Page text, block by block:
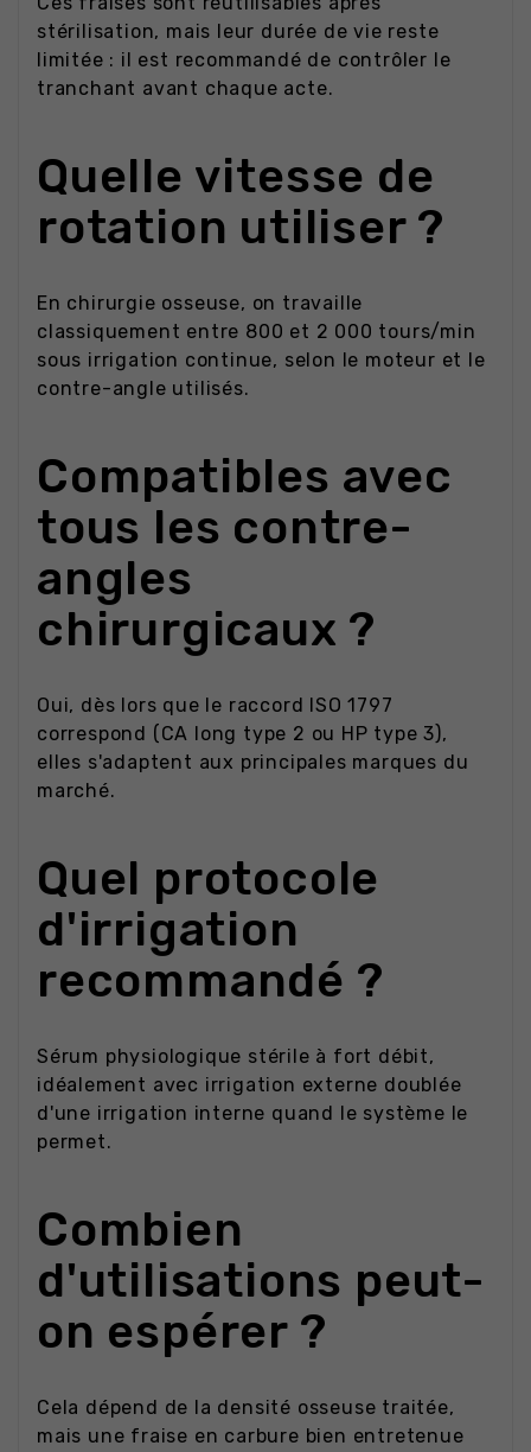
stérilisation, mais leur durée de vie reste
limitée : il est recommandé de contrôler le
tranchant avant chaque acte.
Quelle vitesse de
rotation utiliser ?
En chirurgie osseuse, on travaille
classiquement entre 800 et 2 000 tours/min
sous irrigation continue, selon le moteur et le
contre-angle utilisés.
Compatibles avec
tous les contre-
angles
chirurgicaux ?
Oui, dès lors que le raccord ISO 1797
correspond (CA long type 2 ou HP type 3),
elles s'adaptent aux principales marques du
marché.
Quel protocole
d'irrigation
recommandé ?
Sérum physiologique stérile à fort débit,
idéalement avec irrigation externe doublée
d'une irrigation interne quand le système le
permet.
Combien
d'utilisations peut-
on espérer ?
Cela dépend de la densité osseuse traitée,
mais une fraise en carbure bien entretenue